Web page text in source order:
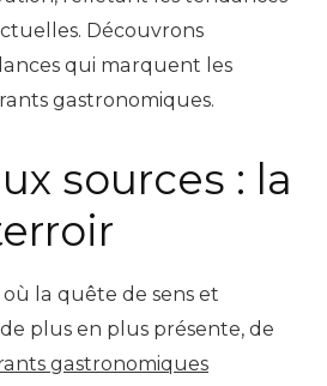
Découvrons
qui marquent les
gastronomiques.
sources : la
la quête de sens et
plus en plus présente, de
gastronomiques